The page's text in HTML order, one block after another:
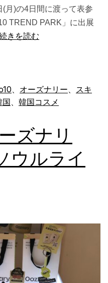
月)の4日間に渡って表参
TREND PARK」に出展
きを読む
オーズナリー
スキ
国 韓国コスメ
ズナリ
ウルライ